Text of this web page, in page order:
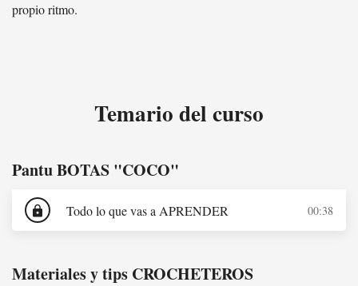
propio ritmo.
Temario del curso
Pantu BOTAS "COCO"
lock Todo lo que vas a APRENDER 00:38
Materiales y tips CROCHETEROS